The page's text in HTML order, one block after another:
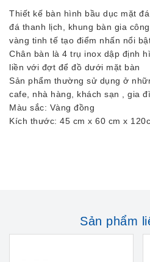
Thiết kế bàn hình bầu dục mặt
đá thanh lịch, khung bàn gia
vàng tinh tế tạo điểm nhấn nổi
Chân bàn là 4 trụ inox dập định
liền với đợt để đồ dưới mặt bàn
Sản phẩm thường sử dụng ở
cafe, nhà hàng, khách sạn , gia
Màu sắc: Vàng đồng
Kích thước: 45 cm x 60 cm x
Sản phẩm